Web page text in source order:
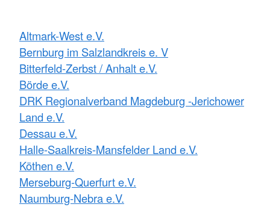
Altmark-West e.V.
Bernburg im Salzlandkreis e. V
Bitterfeld-Zerbst / Anhalt e.V.
Börde e.V.
DRK Regionalverband Magdeburg -Jerichower
Land e.V.
Dessau e.V.
Halle-Saalkreis-Mansfelder Land e.V.
Köthen e.V.
Merseburg-Querfurt e.V.
Naumburg-Nebra e.V.